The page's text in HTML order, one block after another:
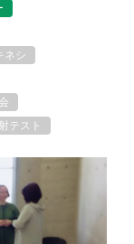
ネシ
テスト